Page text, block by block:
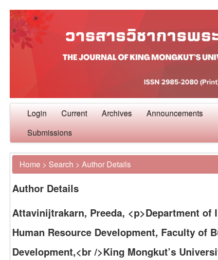
Login Current Archives Announcements
Submissions
Home > Search > Author Details
Author Details
Attavinijtrakarn, Preeda, <p>Department of
Human Resource Development, Faculty of
Development,<br />King Mongkut’s